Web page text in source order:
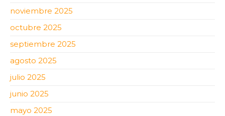
noviembre 2025
octubre 2025
septiembre 2025
agosto 2025
julio 2025
junio 2025
mayo 2025